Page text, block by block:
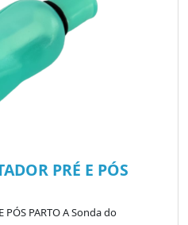
PRÉ E PÓS
PÓS PARTO A Sonda do